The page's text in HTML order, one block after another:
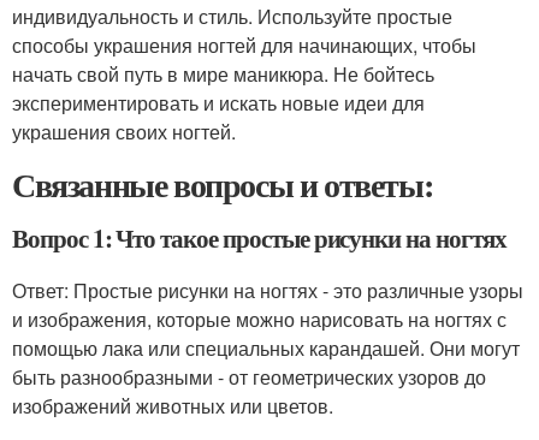
индивидуальность и стиль. Используйте простые
способы украшения ногтей для начинающих, чтобы
начать свой путь в мире маникюра. Не бойтесь
экспериментировать и искать новые идеи для
украшения своих ногтей.
Связанные вопросы и ответы:
Вопрос 1: Что такое простые рисунки на ногтях
Ответ: Простые рисунки на ногтях - это различные узоры
и изображения, которые можно нарисовать на ногтях с
помощью лака или специальных карандашей. Они могут
быть разнообразными - от геометрических узоров до
изображений животных или цветов.